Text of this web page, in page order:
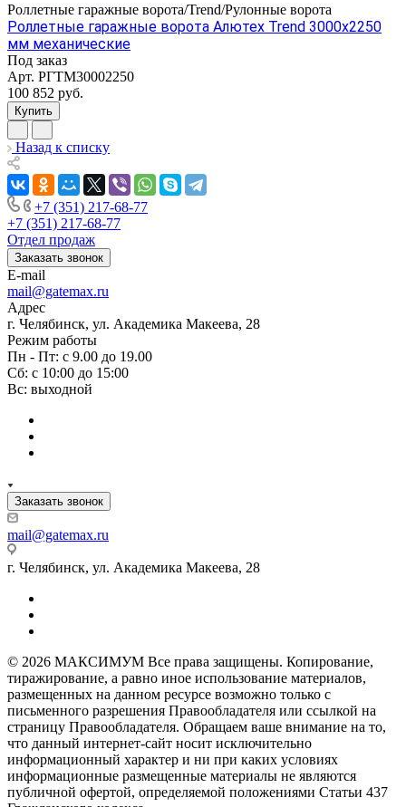
Роллетные гаражные ворота/Trend/Рулонные ворота
Роллетные гаражные ворота Алютех Trend 3000x2250
мм механические
Под заказ
Арт. РГТМ30002250
100 852 руб.
Купить
Назад к списку
+7 (351) 217-68-77
+7 (351) 217-68-77
Отдел продаж
Заказать звонок
E-mail
mail@gatemax.ru
Адрес
г. Челябинск, ул. Академика Макеева, 28
Режим работы
Пн - Пт: с 9.00 до 19.00
Сб: с 10:00 до 15:00
Вс: выходной
Заказать звонок
mail@gatemax.ru
г. Челябинск, ул. Академика Макеева, 28
© 2026 МАКСИМУМ Все права защищены. Копирование,
тиражирование, а равно иное использование материалов,
размещенных на данном ресурсе возможно только с
письменного разрешения Правообладателя или ссылкой на
страницу Правообладателя. Обращаем ваше внимание на то,
что данный интернет-сайт носит исключительно
информационный характер и ни при каких условиях
информационные размещенные материалы не являются
публичной офертой, определяемой положениями Статьи 437